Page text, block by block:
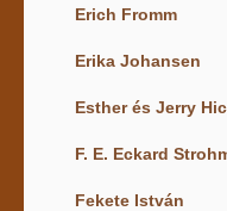
Erich Fromm
Erika Johansen
Esther és Jerry
F. E. Eckard
Fekete István